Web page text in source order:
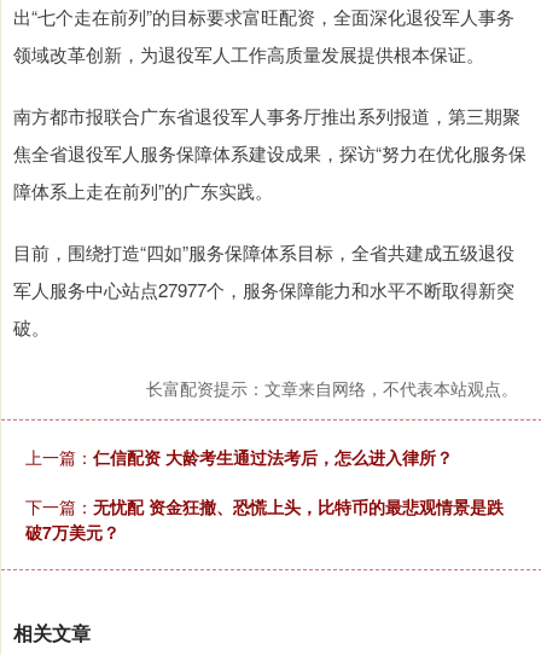
出“七个走在前列”的目标要求富旺配资，全面深化退役军人事务
领域改革创新，为退役军人工作高质量发展提供根本保证。
南方都市报联合广东省退役军人事务厅推出系列报道，第三期聚
焦全省退役军人服务保障体系建设成果，探访“努力在优化服务保
障体系上走在前列”的广东实践。
目前，围绕打造“四如”服务保障体系目标，全省共建成五级退役
军人服务中心站点27977个，服务保障能力和水平不断取得新突
破。
长富配资提示：文章来自网络，不代表本站观点。
上一篇： 仁信配资 大龄考生通过法考后，怎么进入律所？
下一篇： 无忧配 资金狂撤、恐慌上头，比特币的最悲观情景是跌
破7万美元？
相关文章